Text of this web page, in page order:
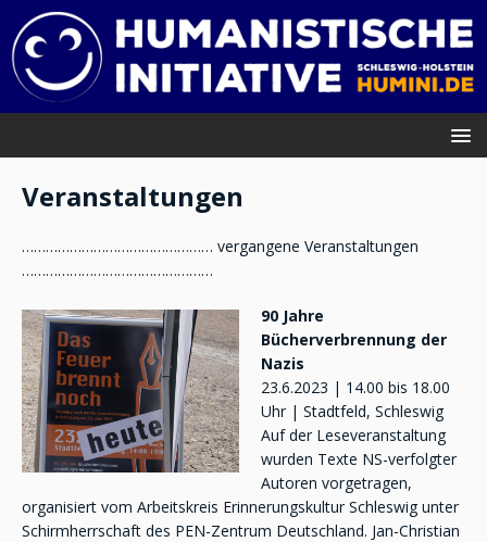
Veranstaltungen
………………………………………… vergangene Veranstaltungen
…………………………………………
90 Jahre
Bücherverbrennung der
Nazis
23.6.2023 | 14.00 bis 18.00
Uhr | Stadtfeld, Schleswig
Auf der Leseveranstaltung
wurden Texte NS-verfolgter
Autoren vorgetragen,
organisiert vom Arbeitskreis Erinnerungskultur Schleswig unter
Schirmherrschaft des PEN-Zentrum Deutschland. Jan-Christian